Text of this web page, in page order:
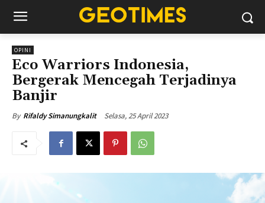
OPINI
Eco Warriors Indonesia,
Bergerak Mencegah Terjadinya
Banjir
By Rifaldy Simanungkalit Selasa, 25 April 2023